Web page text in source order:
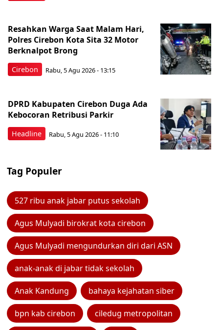
Cirebon
Resahkan Warga Saat Malam Hari,
Polres Cirebon Kota Sita 32 Motor
Berknalpot Brong
Rabu, 5 Agu 2026 - 13:15
Headline
DPRD Kabupaten Cirebon Duga Ada
Kebocoran Retribusi Parkir
Rabu, 5 Agu 2026 - 11:10
Tag Populer
527 ribu anak jabar putus sekolah
Agus Mulyadi birokrat kota cirebon
Agus Mulyadi mengundurkan diri dari ASN
anak-anak di jabar tidak sekolah
Anak Kandung bahaya kejahatan siber
bpn kab cirebon ciledug metropolitan